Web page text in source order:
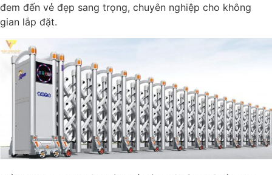
đem đến vẻ đẹp sang trọng, chuyên nghiệp cho không
gian lắp đặt.